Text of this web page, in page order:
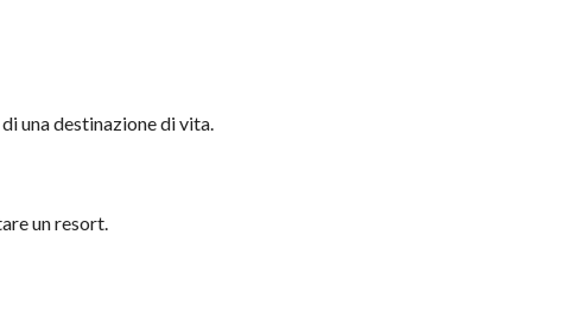
una destinazione di vita.
un resort.